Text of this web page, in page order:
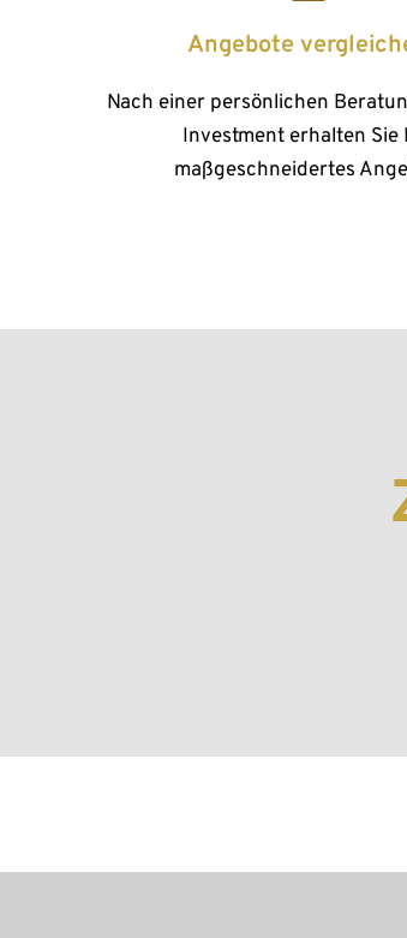
Angebote
Nach einer persönlichen
Investment erhalten Sie
maßgeschneidertes